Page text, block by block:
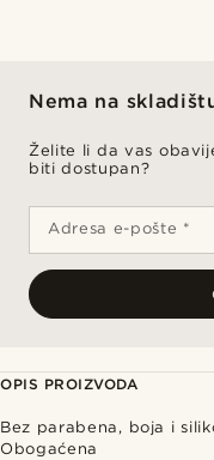
Nema na
Želite li da vas
biti dostupan?
Adresa e-pošte *
OPIS PROIZVODA
Bez parabena, boja i
Obogaćena